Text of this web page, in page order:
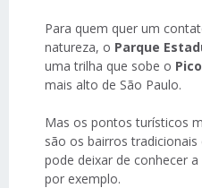
Para quem quer um
natureza, o Parque
uma trilha que sobe o
mais alto de São Paulo.
Mas os pontos turísticos
são os bairros tradicionais
pode deixar de conhecer a
por exemplo.